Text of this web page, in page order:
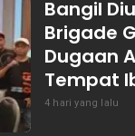
Bangil
Brigade
Dugaan
Tempat
4 hari yang lalu